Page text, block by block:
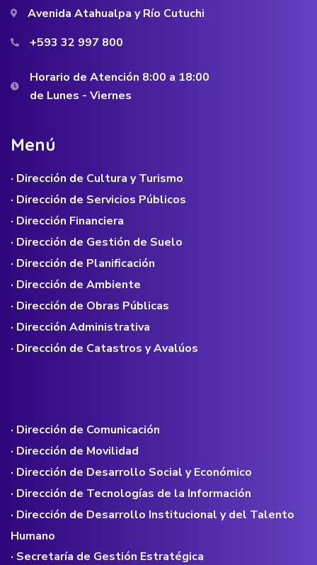
Avenida Atahualpa y Río Cutuchi
+593 32 997 800
Horario de Atención 8:00 a 18:00
de Lunes - Viernes
Menú
· Dirección de Cultura y Turismo
· Dirección de Servicios Públicos
· Dirección Financiera
· Dirección de Gestión de Suelo
· Dirección de Planificación
· Dirección de Ambiente
· Dirección de Obras Públicas
· Dirección Administrativa
· Dirección de Catastros y Avalúos
· Dirección de Comunicación
· Dirección de Movilidad
· Dirección de Desarrollo Social y Económico
· Dirección de Tecnologías de la Información
· Dirección de Desarrollo Institucional y del Talento
Humano
· Secretaría de Gestión Estratégica